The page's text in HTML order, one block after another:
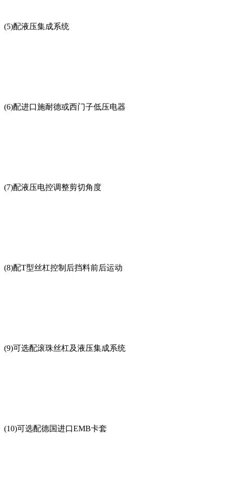
(5)配液压集成系统
(6)配进口施耐德或西门子低压电器
(7)配液压电控调整剪切角度
(8)配T型丝杠控制后挡料前后运动
(9)可选配滚珠丝杠及液压集成系统
(10)可选配德国进口EMB卡套